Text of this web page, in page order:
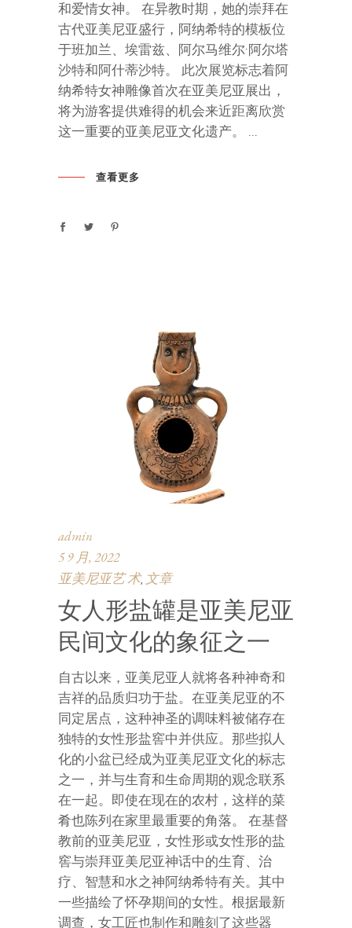
和爱情女神。 在异教时期，她的崇拜在
古代亚美尼亚盛行，阿纳希特的模板位
于班加兰、埃雷兹、阿尔马维尔·阿尔塔
沙特和阿什蒂沙特。 此次展览标志着阿
纳希特女神雕像首次在亚美尼亚展出，
将为游客提供难得的机会来近距离欣赏
这一重要的亚美尼亚文化遗产。
查看更多
admin
5 9 月, 2022
亚美尼亚艺 术, 文章
女人形盐罐是亚美尼亚
民间文化的象征之一
自古以来，亚美尼亚人就将各种神奇和
吉祥的品质归功于盐。在亚美尼亚的不
同定居点，这种神圣的调味料被储存在
独特的女性形盐窖中并供应。那些拟人
化的小盆已经成为亚美尼亚文化的标志
之一，并与生育和生命周期的观念联系
在一起。即使在现在的农村，这样的菜
肴也陈列在家里最重要的角落。 在基督
教前的亚美尼亚，女性形或女性形的盐
窖与崇拜亚美尼亚神话中的生育、治
疗、智慧和水之神阿纳希特有关。其中
一些描绘了怀孕期间的女性。根据最新
调查，女工匠也制作和雕刻了这些器